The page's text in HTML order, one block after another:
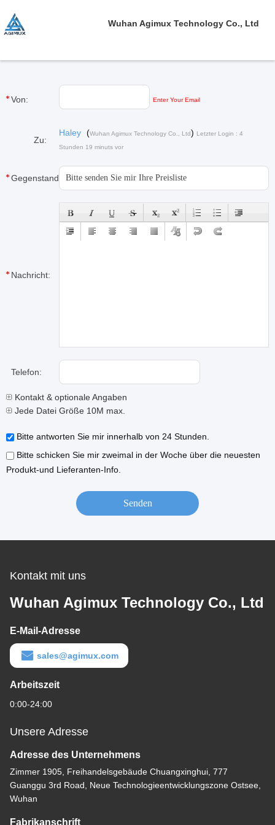
Wuhan Agimux Technology Co., Ltd
Von: Enter Your Email
Zu:
Haley (Wuhan Agimux Technology Co., Ltd) Letzter Login : 4
Stunden 19 minuts vor
Gegenstand:
Nachricht:
Telefon:
Kontakt & optionale Angaben
Jede Datei Größe 10M max.
Bitte antworten Sie mir innerhalb von 24 Stunden.
Bitte schicken Sie mir zweimal in der Woche über die neuesten
Produkt-und Lieferanten-Info.
Kontakt mit uns
Wuhan Agimux Technology Co., Ltd
E-Mail-Adresse
sales@agimux.com
Arbeitszeit
0:00-24:00
Unsere Adresse
Adresse des Unternehmens
Zimmer 1905, Freihandelsgebäude Chuangxinghui, 777
Guanggu 3rd Road, Neue Technologieentwicklungszone Ostsee,
Wuhan
Fabrikanschrift